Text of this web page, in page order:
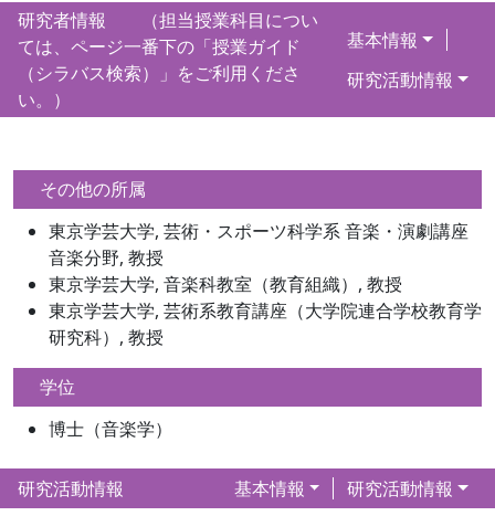
研究者情報 （担当授業科目につい
ては、ページ一番下の「授業ガイド
（シラバス検索）」をご利用くださ
い。）
基本情報
研究活動情報
その他の所属
東京学芸大学, 芸術・スポーツ科学系 音楽・演劇講座
音楽分野, 教授
東京学芸大学, 音楽科教室（教育組織）, 教授
東京学芸大学, 芸術系教育講座（大学院連合学校教育学
研究科）, 教授
学位
博士（音楽学）
研究活動情報 基本情報 研究活動情報